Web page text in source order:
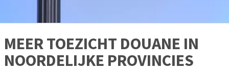
MEER TOEZICHT DOUANE IN
NOORDELIJKE PROVINCIES